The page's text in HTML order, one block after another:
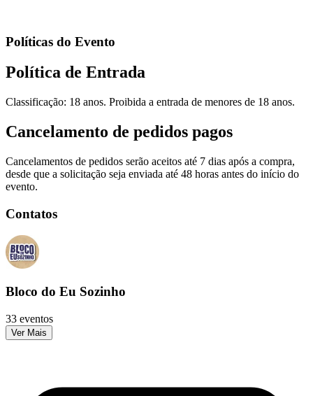
Políticas do Evento
Política de Entrada
Classificação: 18 anos. Proibida a entrada de menores de 18 anos.
Cancelamento de pedidos pagos
Cancelamentos de pedidos serão aceitos até 7 dias após a compra,
desde que a solicitação seja enviada até 48 horas antes do início do
evento.
Contatos
Bloco do Eu Sozinho
33 eventos
Ver Mais